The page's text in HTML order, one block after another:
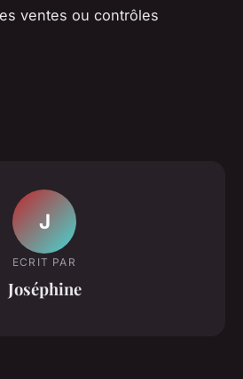
ventes ou contrôles
J
ECRIT PAR
Joséphine